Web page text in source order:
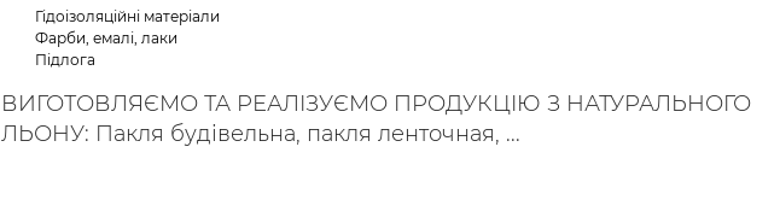
Гідоізоляційні матеріали
Фарби, емалі, лаки
Підлога
ВИГОТОВЛЯЄМО ТА РЕАЛІЗУЄМО ПРОДУКЦІЮ З НАТУРАЛЬНОГО
ЛЬОНУ: Пакля будівельна, пакля ленточная, ...